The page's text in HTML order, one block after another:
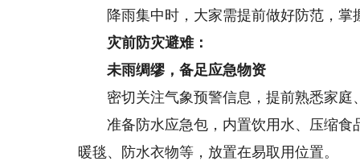
降雨集中时，大家需提前做好防范，掌
灾前防灾避难：
未雨绸缪，备足应急物资
密切关注气象预警信息，提前熟悉家庭
准备防水应急包，内置饮用水、压缩食
暖毯、防水衣物等，放置在易取用位置。